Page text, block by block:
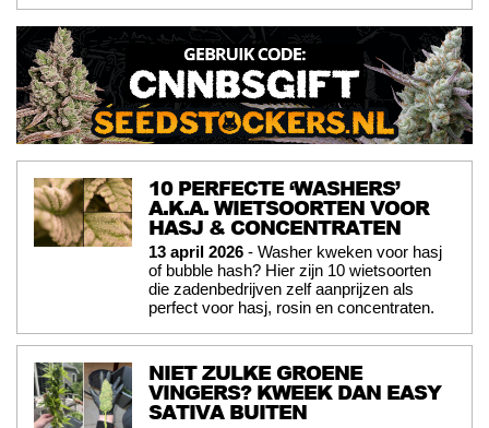
10 PERFECTE ‘WASHERS’
A.K.A. WIETSOORTEN VOOR
HASJ & CONCENTRATEN
13 april 2026 - Washer kweken voor hasj
of bubble hash? Hier zijn 10 wietsoorten
die zadenbedrijven zelf aanprijzen als
perfect voor hasj, rosin en concentraten.
NIET ZULKE GROENE
VINGERS? KWEEK DAN EASY
SATIVA BUITEN